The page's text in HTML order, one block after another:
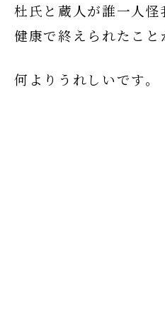
杜氏と蔵人が誰一人怪
健康で終えられたこと
何よりうれしいです。